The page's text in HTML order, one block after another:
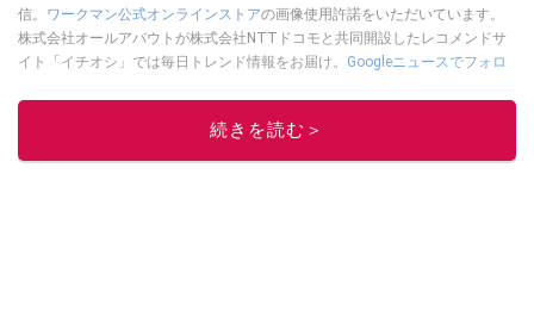
信。 ワークマン公式オンラインストアの画像使用許諾をいただいています。
株式会社オールアバウトが株式会社NTTドコモと共同開設したレコメンドサ
イト「イチオシ」では毎日トレンド情報をお届け。 Googleニュースでフォロ
このイチオシストの他の記事を読む
続きを読む＞